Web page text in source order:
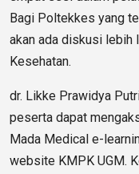
Bagi Poltekkes yang
akan ada diskusi lebih
Kesehatan.
dr. Likke Prawidya
peserta dapat
Mada Medical e-
website KMPK UGM.